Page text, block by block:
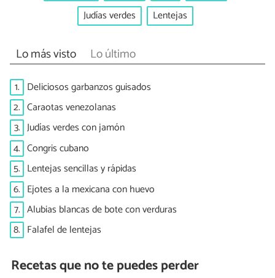
Judías verdes
Lentejas
Lo más visto Lo último
1. Deliciosos garbanzos guisados
2. Caraotas venezolanas
3. Judías verdes con jamón
4. Congris cubano
5. Lentejas sencillas y rápidas
6. Ejotes a la mexicana con huevo
7. Alubias blancas de bote con verduras
8. Falafel de lentejas
Recetas que no te puedes perder